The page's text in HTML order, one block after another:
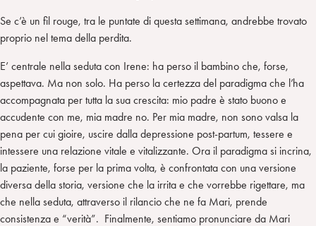
Se c’è un fil rouge, tra le puntate di questa settimana, andrebbe trovato
proprio nel tema della perdita.
E’ centrale nella seduta con Irene: ha perso il bambino che, forse,
aspettava. Ma non solo. Ha perso la certezza del paradigma che l’ha
accompagnata per tutta la sua crescita: mio padre è stato buono e
accudente con me, mia madre no. Per mia madre, non sono valsa la
pena per cui gioire, uscire dalla depressione post-partum, tessere e
intessere una relazione vitale e vitalizzante. Ora il paradigma si incrina,
la paziente, forse per la prima volta, è confrontata con una versione
diversa della storia, versione che la irrita e che vorrebbe rigettare, ma
che nella seduta, attraverso il rilancio che ne fa Mari, prende
consistenza e “verità”. Finalmente, sentiamo pronunciare da Mari